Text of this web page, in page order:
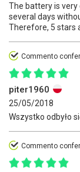
The battery is very
several days
Therefore, 5 stars
Commento
piter1960
25/05/2018
Wszystko odbyło
Commento